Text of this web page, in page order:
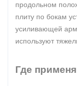
продольном
плиту по бокам
усиливающей
используют
Где